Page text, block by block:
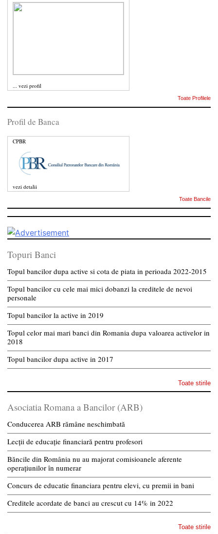
... vezi profil
Toate Profilele
Profil de Banca
CPBR
vezi detalii
Toate Bancile
Topuri Banci
Topul bancilor dupa active si cota de piata in perioada 2022-2015
Topul bancilor cu cele mai mici dobanzi la creditele de nevoi
personale
Topul bancilor la active in 2019
Topul celor mai mari banci din Romania dupa valoarea activelor in
2018
Topul bancilor dupa active in 2017
Toate stirile
Asociatia Romana a Bancilor (ARB)
Conducerea ARB rămâne neschimbată
Lecții de educație financiară pentru profesori
Băncile din România nu au majorat comisioanele aferente
operațiunilor în numerar
Concurs de educatie financiara pentru elevi, cu premii in bani
Creditele acordate de banci au crescut cu 14% in 2022
Toate stirile